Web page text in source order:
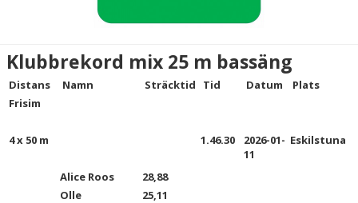
Klubbrekord mix 25 m bassäng
Distans Namn Sträcktid Tid Datum
Plats
Frisim
4 x 50 m 1.46.30
2026-01-
11
Eskilstuna
Alice Roos
28,88
Olle
25,11